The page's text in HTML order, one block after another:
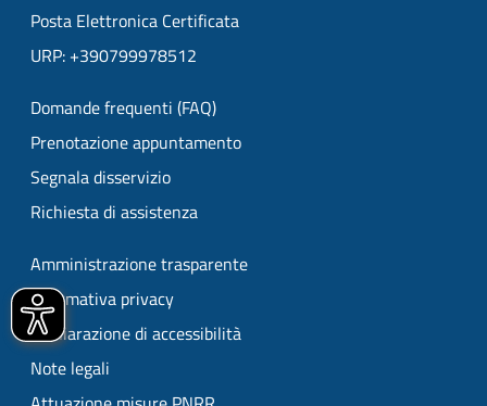
Posta Elettronica Certificata
URP: +390799978512
Domande frequenti (FAQ)
Prenotazione appuntamento
Segnala disservizio
Richiesta di assistenza
Amministrazione trasparente
Informativa privacy
Dichiarazione di accessibilità
Note legali